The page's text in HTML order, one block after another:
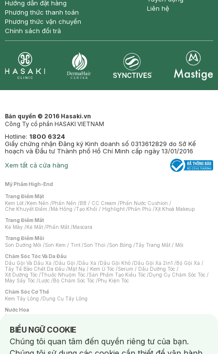
Hướng dẫn đặt hàng
Phương thức thanh toán
Phương thức vận chuyển
Chính sách đổi trả
Liên hệ
Bản quyền © 2016 Hasaki.vn
Công Ty cổ phần HASAKI VIETNAM
Hotline: 1800 6324
Giấy chứng nhận Đăng ký Kinh doanh số 0313612829 do Sở Kế
hoạch và Đầu tư Thành phố Hồ Chí Minh cấp ngày 13/01/2016
Xem tất cả cửa hàng
Mỹ Phẩm High-End
Trang Điểm Mặt
Kem Lót /Kem Nền /Phấn Nền /BB / CC Cream /Phấn Nước Cushion /
Che Khuyết Điểm /Má Hồng /Tạo Khối / Highlight /Phấn Phủ /Xịt Khoá Makeup
Trang Điểm Mắt
Kẻ Mày /Kẻ Mắt /Phấn Mắt /Mascara
Trang Điểm Môi
Son Dưỡng Môi /Son Kem / Tint /Son Thỏi /Son Bóng /Tẩy Trang Mắt / Môi
Chăm Sóc Tóc Và Da Đầu
Dầu Gội Và Dầu Xả /Dầu Gội /Dầu Xả /Dầu Gội Khô /Dầu Gội Xả 2in1 /Bộ Gội Xả /
Tẩy Tế Bào Chết Da Đầu /Mặt Nạ / Kem Ủ Tóc /Serum / Dầu Dưỡng Tóc /
Xịt Dưỡng Tóc /Thuốc Nhuộm Tóc /Sản Phẩm Tạo Kiểu Tóc /Dụng Cụ Chăm Sóc Tóc /
Máy Sấy Tóc /Lược /Bộ Chăm Sóc Tóc /Phụ Kiện Tóc
Chăm Sóc Cơ Thể
Kem Tẩy Lông /Dụng Cụ Tẩy Lông
Nước Hoa
Nước Hoa Nữ
Chăm Sóc Cá Nhân
Chống Muỗi /Khẩu Trang /Máy Massage/Mặt Nạ Xông Hơi /Nước Rửa Tay/
Sản Phẩm Chăm Sóc Khác /Bàn Chải Đánh Răng /Bàn Chải Điện/
Hỗ Trợ Trắng Răng/Kem Đánh Răng /Máy Tăm Nước/ Nước Súc Miệng/
BIỂU NGỮ COOKIE
Notice about cookies usage
Chúng tôi quan tâm đến quyền riêng tư của bạn.